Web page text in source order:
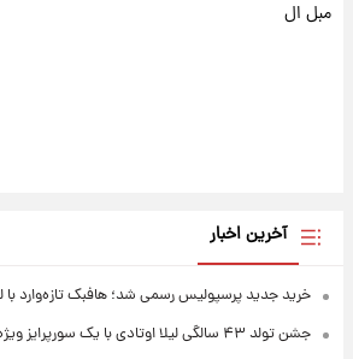
مبل ال
آخرین اخبار
خرید جدید پرسپولیس رسمی شد؛ هافبک تازه‌وارد
جشن تولد ۴۳ سالگی لیلا اوتادی با یک سورپرایز ویژه + فیلم